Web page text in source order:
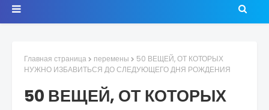
Главная страница перемены
50 ВЕЩЕЙ, ОТ КОТОРЫХ
НУЖНО ИЗБАВИТЬСЯ ДО СЛЕДУЮЩЕГО ДНЯ РОЖДЕНИЯ
50 ВЕЩЕЙ, ОТ КОТОРЫХ